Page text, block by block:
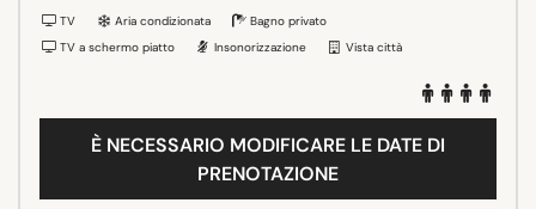
TV Aria condizionata
Bagno privato
TV a schermo piatto
Insonorizzazione Vista città
È NECESSARIO MODIFICARE LE DATE DI
PRENOTAZIONE